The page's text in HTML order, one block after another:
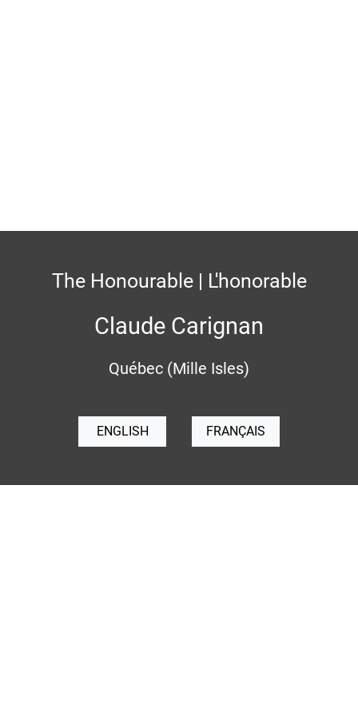
Home Page | Page d'accueil
The Honourable | L'honorable
Claude Carignan
Québec (Mille Isles)
ENGLISH FRANÇAIS